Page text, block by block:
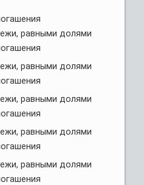
равными долями
равными долями
равными долями
равными долями
равными долями